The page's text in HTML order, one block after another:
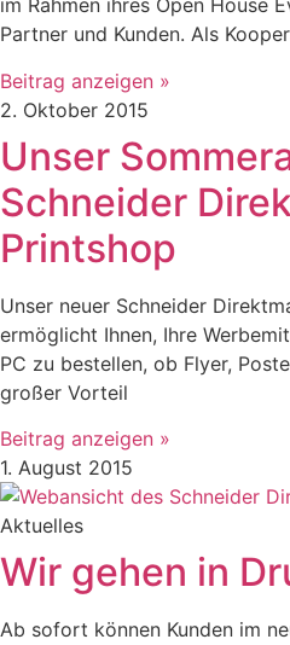
im Rahmen ihres Open House
Partner und Kunden. Als
Beitrag anzeigen »
2. Oktober 2015
Unser
Schneider
Printshop
Unser neuer Schneider
ermöglicht Ihnen, Ihre
PC zu bestellen, ob Flyer,
großer Vorteil
Beitrag anzeigen »
1. August 2015
Aktuelles
Wir gehen in
Ab sofort können Kunden im